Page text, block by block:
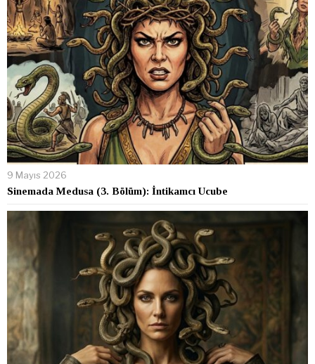
9 Mayıs 2026
Sinemada Medusa (3. Bölüm): İntikamcı Ucube